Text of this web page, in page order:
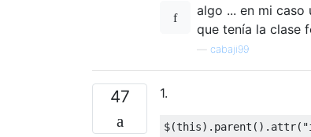
algo ... en mi
que tenía la clase
cabaji99
47 1.
$(this). parent (). attr(